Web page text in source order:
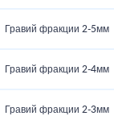
Гравий фракции 2-5мм
Гравий фракции 2-4мм
Гравий фракции 2-3мм